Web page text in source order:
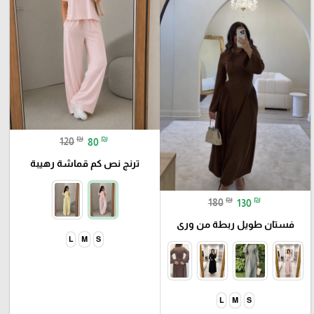
180 ₪ 130 ₪
فستان طويل ربطة من ورى
S
M
L
120 ₪ 80 ₪
ترنج نص كم قماشة رهيبة
S
M
L